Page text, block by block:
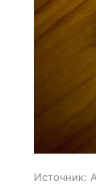
Источник: